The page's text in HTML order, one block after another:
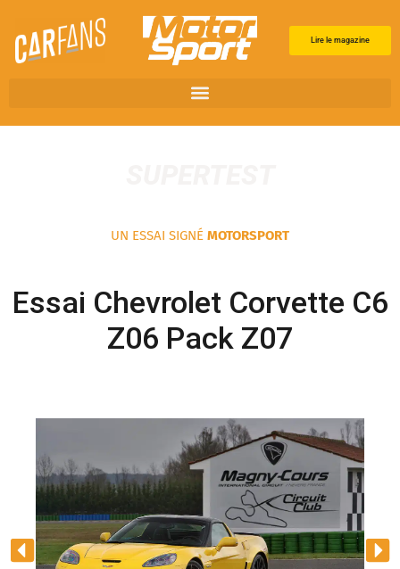
Lire le magazine
UN ESSAI SIGNÉ MOTORSPORT
Essai Chevrolet Corvette C6
Z06 Pack Z07